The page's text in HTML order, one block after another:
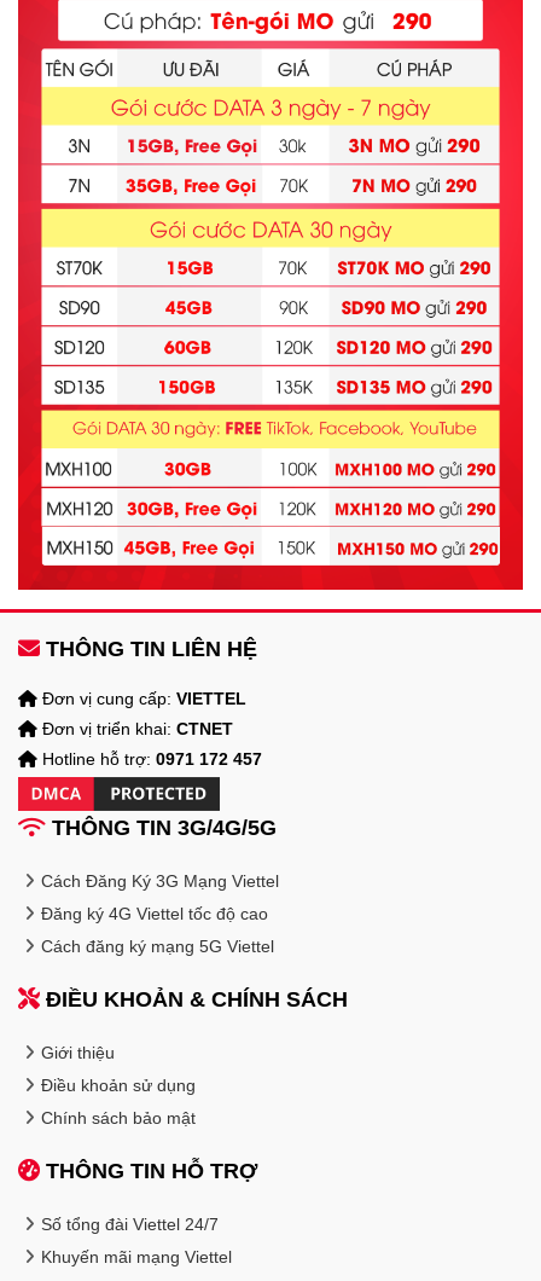
THÔNG TIN LIÊN HỆ
Đơn vị cung cấp: VIETTEL
Đơn vị triển khai: CTNET
Hotline hỗ trợ: 0971 172 457
THÔNG TIN 3G/4G/5G
Cách Đăng Ký 3G Mạng Viettel
Đăng ký 4G Viettel tốc độ cao
Cách đăng ký mạng 5G Viettel
ĐIỀU KHOẢN & CHÍNH SÁCH
Giới thiệu
Điều khoản sử dụng
Chính sách bảo mật
THÔNG TIN HỖ TRỢ
Số tổng đài Viettel 24/7
Khuyến mãi mạng Viettel